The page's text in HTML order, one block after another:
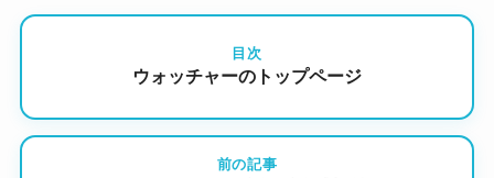
目次
ウォッチャーのトップページ
前の記事